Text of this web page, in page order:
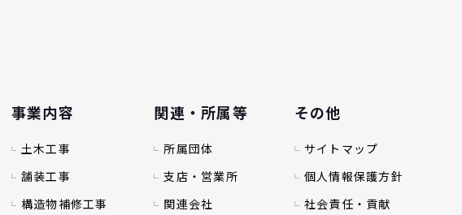
事業内容
土木工事
舗装工事
構造物補修工事
関連・所属等
所属団体
支店・営業所
関連会社
その他
サイトマップ
個人情報保護方針
社会責任・貢献